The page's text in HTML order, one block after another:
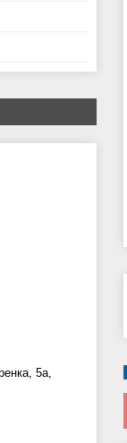
5а,